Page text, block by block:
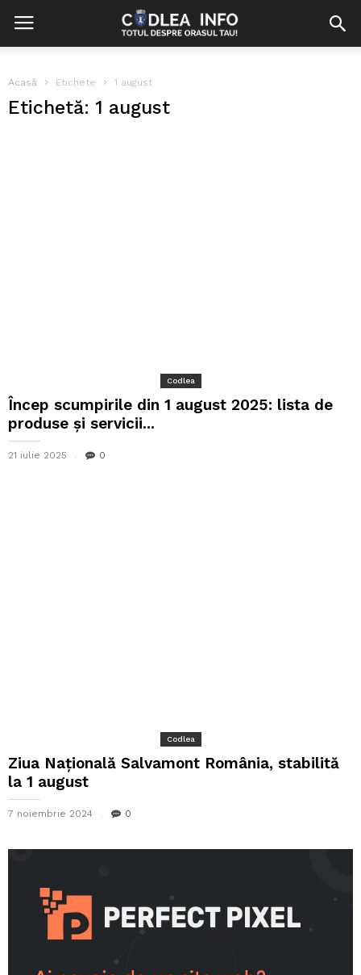
Acasă Etichete 1 august
Etichetă: 1 august
Codlea
Încep scumpirile din 1 august 2025: lista de
produse și servicii...
21 iulie 2025 0
Codlea
Ziua Națională Salvamont România, stabilită
la 1 august
7 noiembrie 2024 0